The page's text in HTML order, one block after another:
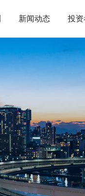
新闻动态 投资